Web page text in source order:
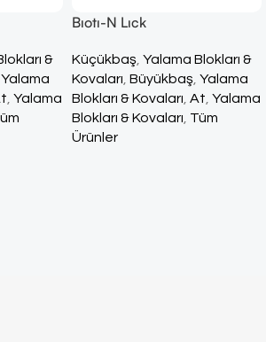
&
Yalama
Yalama
Bıotı-N Lıck
Küçükbaş Yalama Blokları &
Kovaları Büyükbaş Yalama
Blokları & Kovaları At Yalama
Blokları & Kovaları Tüm
Ürünler